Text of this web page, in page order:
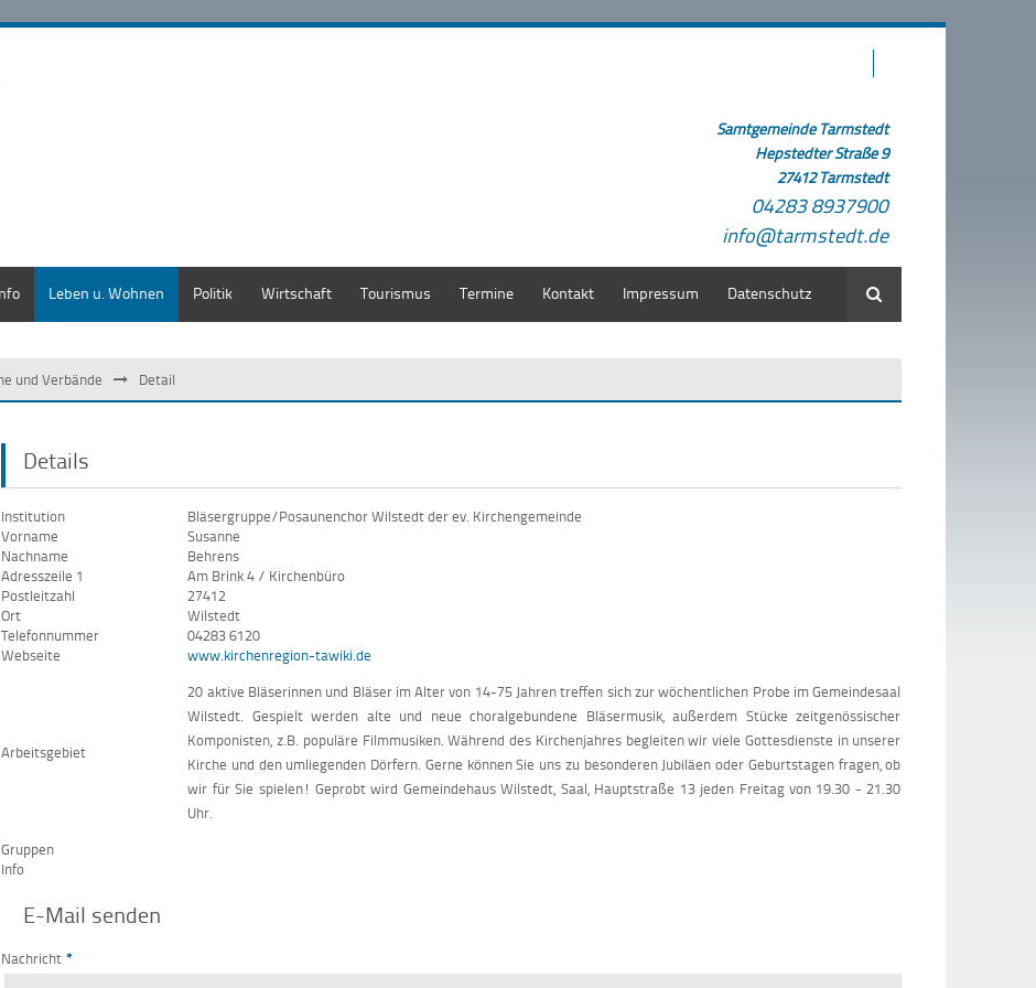
Samtgemeinde Tarmstedt
Hepstedter Straße 9
27412 Tarmstedt
04283 8937900
info@tarmstedt.de
Leben u. Wohnen Politik Wirtschaft Tourismus Termine Kontakt Impressum Datenschutz Suche
und Verbände Detail
Details
Institution
Bläsergruppe/Posaunenchor Wilstedt der ev. Kirchengemeinde
Vorname
Susanne
Nachname
Behrens
Adresszeile 1
Am Brink 4 / Kirchenbüro
Postleitzahl
27412
Ort
Wilstedt
Telefonnummer
04283 6120
Webseite
www.kirchenregion-tawiki.de
Arbeitsgebiet
20 aktive Bläserinnen und Bläser im Alter von 14-75 Jahren treffen sich zur wöchentlichen Probe im Gemeindesaal
Wilstedt. Gespielt werden alte und neue choralgebundene Bläsermusik, außerdem Stücke zeitgenössischer
Komponisten, z.B. populäre Filmmusiken. Während des Kirchenjahres begleiten wir viele Gottesdienste in unserer
Kirche und den umliegenden Dörfern. Gerne können Sie uns zu besonderen Jubiläen oder Geburtstagen fragen, ob
wir für Sie spielen! Geprobt wird Gemeindehaus Wilstedt, Saal, Hauptstraße 13 jeden Freitag von 19.30 - 21.30
Uhr.
Gruppen
Info
E-Mail senden
Nachricht *